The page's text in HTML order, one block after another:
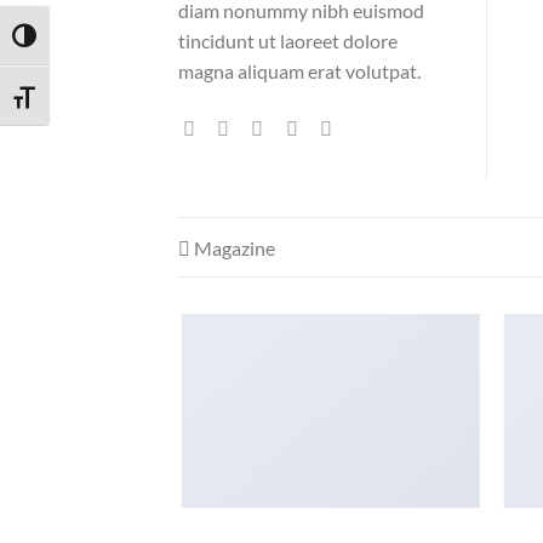
ΕΝΑΛΛΑΓΉ ΥΨΗΛΉΣ ΑΝΤΊΘΕΣΗΣ
ΕΝΑΛΛΑΓΉ ΜΕΓΈΘΟΥΣ ΓΡΑΜΜΆΤΩΝ
diam nonummy nibh euismod
tincidunt ut laoreet dolore
magna aliquam erat volutpat.
Magazine